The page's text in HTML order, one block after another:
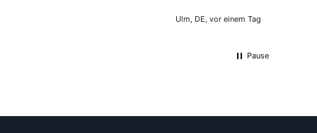
Ulm, DE, vor einem Tag
Pause